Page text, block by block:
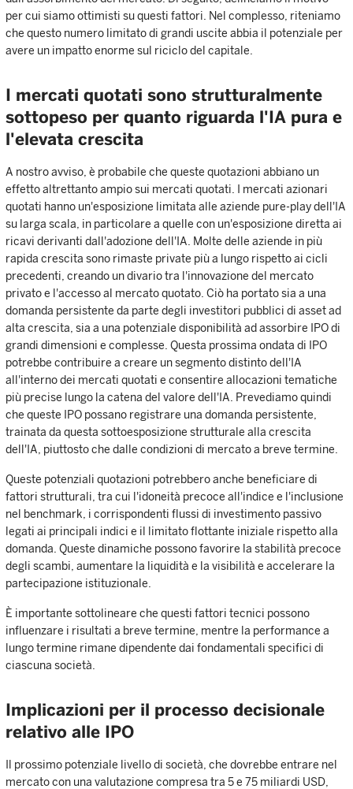
per cui siamo ottimisti su questi fattori. Nel complesso, riteniamo
che questo numero limitato di grandi uscite abbia il potenziale per
avere un impatto enorme sul riciclo del capitale.
I mercati quotati sono strutturalmente
sottopeso per quanto riguarda l'IA pura e
l'elevata crescita
A nostro avviso, è probabile che queste quotazioni abbiano un
effetto altrettanto ampio sui mercati quotati. I mercati azionari
quotati hanno un'esposizione limitata alle aziende pure-play dell'IA
su larga scala, in particolare a quelle con un'esposizione diretta ai
ricavi derivanti dall'adozione dell'IA. Molte delle aziende in più
rapida crescita sono rimaste private più a lungo rispetto ai cicli
precedenti, creando un divario tra l'innovazione del mercato
privato e l'accesso al mercato quotato. Ciò ha portato sia a una
domanda persistente da parte degli investitori pubblici di asset ad
alta crescita, sia a una potenziale disponibilità ad assorbire IPO di
grandi dimensioni e complesse. Questa prossima ondata di IPO
potrebbe contribuire a creare un segmento distinto dell'IA
all'interno dei mercati quotati e consentire allocazioni tematiche
più precise lungo la catena del valore dell'IA. Prevediamo quindi
che queste IPO possano registrare una domanda persistente,
trainata da questa sottoesposizione strutturale alla crescita
dell'IA, piuttosto che dalle condizioni di mercato a breve termine.
Queste potenziali quotazioni potrebbero anche beneficiare di
fattori strutturali, tra cui l'idoneità precoce all'indice e l'inclusione
nel benchmark, i corrispondenti flussi di investimento passivo
legati ai principali indici e il limitato flottante iniziale rispetto alla
domanda. Queste dinamiche possono favorire la stabilità precoce
degli scambi, aumentare la liquidità e la visibilità e accelerare la
partecipazione istituzionale.
È importante sottolineare che questi fattori tecnici possono
influenzare i risultati a breve termine, mentre la performance a
lungo termine rimane dipendente dai fondamentali specifici di
ciascuna società.
Implicazioni per il processo decisionale
relativo alle IPO
Il prossimo potenziale livello di società, che dovrebbe entrare nel
mercato con una valutazione compresa tra 5 e 75 miliardi USD,